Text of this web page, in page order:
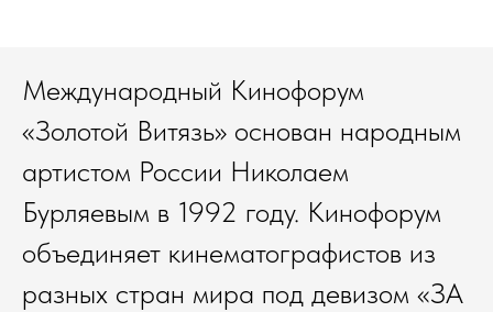
Международный Кинофорум
«Золотой Витязь» основан народным
артистом России Николаем
Бурляевым в 1992 году. Кинофорум
объединяет кинематографистов из
разных стран мира под девизом «ЗА